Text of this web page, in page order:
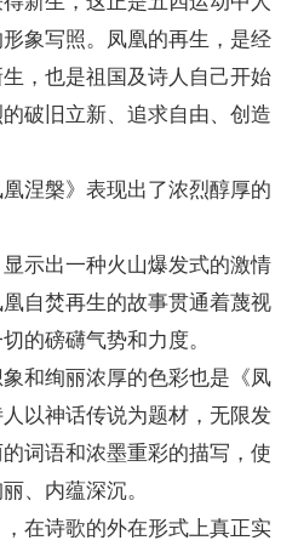
象写照。凤凰的再生，是经
，也是祖国及诗人自己开始
破旧立新、追求自由、创造
槃》表现出了浓烈醇厚的
出一种火山爆发式的激情
自焚再生的故事贯通着蔑视
的磅礴气势和力度。
绚丽浓厚的色彩也是《凤
以神话传说为题材，无限发
词语和浓墨重彩的描写，使
、内蕴深沉。
诗歌的外在形式上真正实